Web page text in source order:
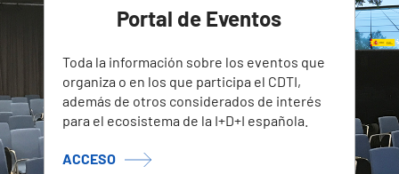
Portal de Eventos
Toda la información sobre los eventos que
organiza o en los que participa el CDTI,
además de otros considerados de interés
para el ecosistema de la I+D+I española.
ACCESO